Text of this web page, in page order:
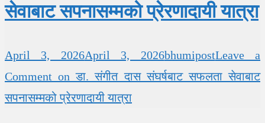
सेवाबाट सपनासम्मको प्रेरणादायी यात्रा
April 3, 2026April 3, 2026bhumipostLeave a
Comment on डा. संगीत दास संघर्षबाट सफलता सेवाबाट
सपनासम्मको प्रेरणादायी यात्रा